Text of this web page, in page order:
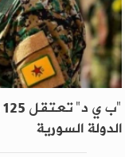
الدولة السورية